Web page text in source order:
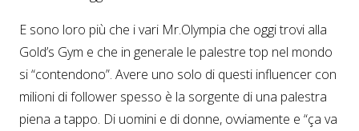
E sono loro più che i vari Mr.Olympia che oggi trovi alla
Gold’s Gym e che in generale le palestre top nel mondo
si “contendono”. Avere uno solo di questi influencer con
milioni di follower spesso è la sorgente di una palestra
piena a tappo. Di uomini e di donne, ovviamente e “ça va